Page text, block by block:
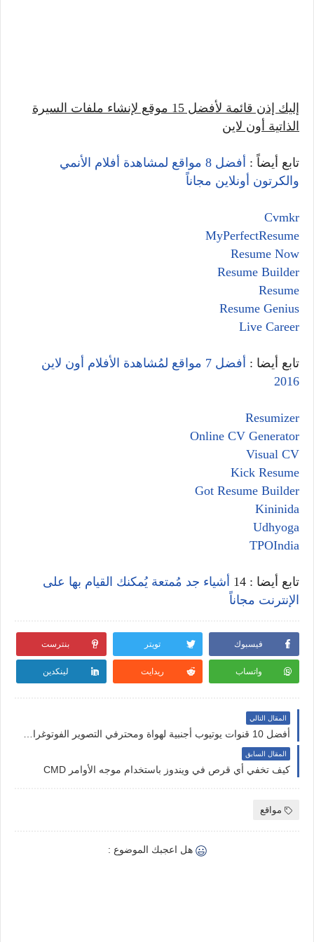
إليك إذن قائمة لأفضل 15 موقع لإنشاء ملفات السيرة
الذاتية أون لاين
تابع أيضاً :
أفضل 8 مواقع لمشاهدة أفلام الأنمي
والكرتون أونلاين مجاناً
Cvmkr
MyPerfectResume
Resume Now
Resume Builder
Resume
Resume Genius
Live Career
تابع أيضا :
أفضل 7 مواقع لمُشاهدة الأفلام أون لاين
2016
Resumizer
Online CV Generator
Visual CV
Kick Resume
Got Resume Builder
Kininida
Udhyoga
TPOIndia
تابع أيضا : 14
أشياء جد مُمتعة يُمكنك القيام بها على
الإنترنت مجاناً
فيسبوك تويتر بنترست
واتساب ريدايت لينكدين
المقال التالي
أفضل 10 قنوات يوتيوب أجنبية لهواة ومحترفي التصوير الفوتوغرافي
المقال السابق
كيف تخفي أي قرص في ويندوز باستخدام موجه الأوامر CMD
مواقع
هل اعجبك الموضوع :